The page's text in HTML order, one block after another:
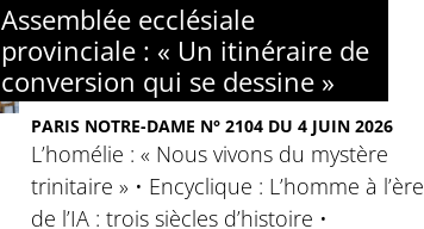
Assemblée ecclésiale
provinciale : « Un itinéraire de
conversion qui se dessine »
PARIS NOTRE-DAME N° 2104 DU 4 JUIN 2026
L’homélie : « Nous vivons du mystère
trinitaire » • Encyclique : L’homme à l’ère
de l’IA : trois siècles d’histoire •